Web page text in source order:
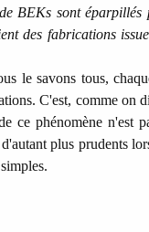
BEKs sont
des fabrications
le savons tous,
C'est, comme on
ce phénomène n'est
plus prudents